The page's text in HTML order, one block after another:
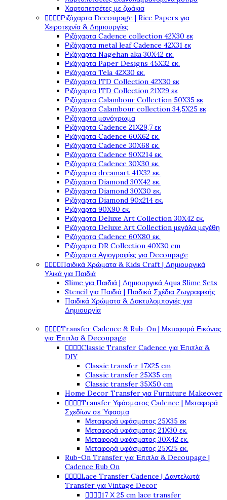
Χαρτοπετσέτες με ζωάκια
   Ριζόχαρτα Decoupage | Rice Papers για
Χειροτεχνία & Δημιουργίες
Ριζόχαρτα Cadence collection 42X30 εκ
Ριζόχαρτα metal leaf Cadence 42X31 εκ
Ριζόχαρτα Nagehan aka 30X42 εκ.
Ριζόχαρτα Paper Designs 45X32 εκ.
Ριζόχαρτα Tela 42Χ30 εκ.
Ριζόχαρτα ITD Collection 42X30 εκ
Ριζόχαρτα ITD Collection 21X29 εκ
Ριζόχαρτα Calambour Collection 50X35 εκ
Ριζόχαρτα Calambour collection 34,5X25 εκ
Ριζόχαρτα μονόχρωμα
Ριζόχαρτα Cadence 21Χ29,7 εκ
Ριζόχαρτα Cadence 60X62 εκ.
Ριζόχαρτα Cadence 30X68 εκ.
Ριζόχαρτα Cadence 90X214 εκ.
Ριζόχαρτα Cadence 30X30 εκ.
Ριζόχαρτα dreamart 41X32 εκ.
Ριζόχαρτα Diamond 30X42 εκ.
Ριζόχαρτα Diamond 30X30 εκ.
Ριζόχαρτα Diamond 90x214 εκ.
Ριζόχαρτα 90X90 εκ.
Ριζόχαρτα Deluxe Art Collection 30X42 εκ.
Ριζόχαρτα Deluxe Art Collection μεγάλα μεγέθη
Ριζόχαρτα Cadence 60X80 εκ.
Ριζόχαρτα DR Collection 40X30 cm
Ριζόχαρτα Αγιογραφίες για Decoupage
   Παιδικά Χρώματα & Kids Craft | Δημιουργικά
Υλικά για Παιδιά
Slime για Παιδιά | Δημιουργικά Aqua Slime Sets
Stencil για Παιδιά | Παιδικά Σχέδια Ζωγραφικής
Παιδικά Χρώματα & Δακτυλομπογιές για
Δημιουργία
   Transfer Cadence & Rub-On | Μεταφορά Εικόνας
για Έπιπλα & Decoupage
   Classic Transfer Cadence για Έπιπλα &
DIY
Classic transfer 17Χ25 cm
Classic transfer 25Χ35 cm
Classic transfer 35Χ50 cm
Home Decor Transfer για Furniture Makeover
   Transfer Υφάσματος Cadence | Μεταφορά
Σχεδίων σε Ύφασμα
Μεταφορά υφάσματος 25Χ35 εκ
Μεταφορά υφάσματος 21Χ30 εκ.
Μεταφορά υφάσματος 30Χ42 εκ.
Μεταφορά υφάσματος 25Χ25 εκ.
Rub-On Transfer για Έπιπλα & Decoupage |
Cadence Rub On
   Lace Transfer Cadence | Δαντελωτά
Transfer για Vintage Decor
   17 Χ 25 cm lace transfer